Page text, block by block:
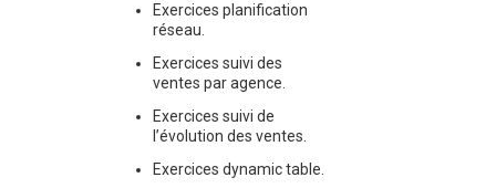
Exercices planification
réseau.
Exercices suivi des
ventes par agence.
Exercices suivi de
l’évolution des ventes.
Exercices dynamic table.